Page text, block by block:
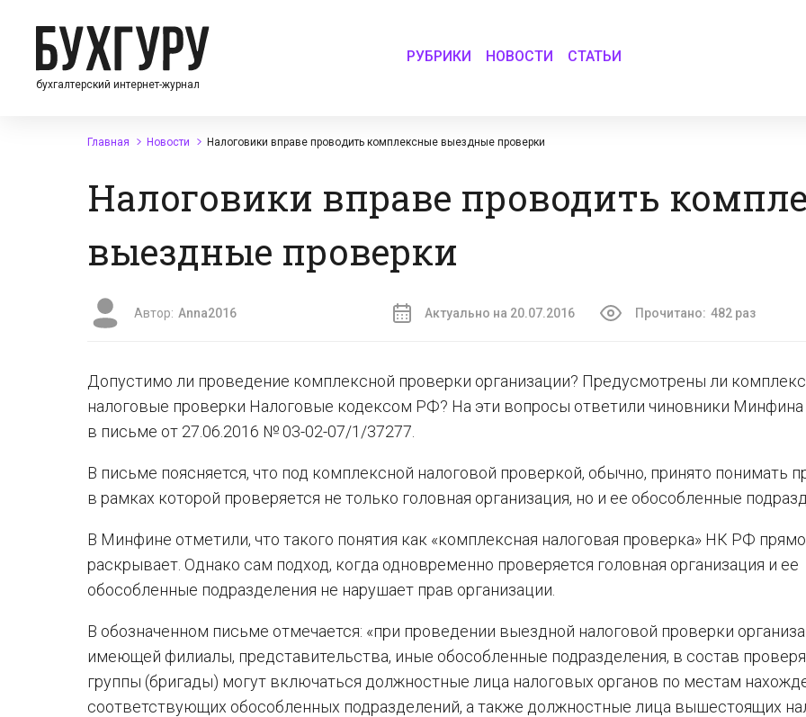
бухгалтерский интернет-журнал
РУБРИКИ НОВОСТИ СТАТЬИ
Главная Новости Налоговики вправе проводить комплексные выездные проверки
Налоговики вправе проводить
выездные проверки
Автор: Anna2016 Актуально на 20.07.2016 Прочитано: 482 раз
Допустимо ли проведение комплексной проверки организации? Предусмотрены ли
налоговые проверки Налоговые кодексом РФ? На эти вопросы ответили чиновники
в письме от 27.06.2016 № 03-02-07/1/37277.
В письме поясняется, что под комплексной налоговой проверкой, обычно, принято понимать
в рамках которой проверяется не только головная организация, но и ее обособленные
В Минфине отметили, что такого понятия как «комплексная налоговая проверка» НК РФ
раскрывает. Однако сам подход, когда одновременно проверяется головная организация и ее
обособленные подразделения не нарушает прав организации.
В обозначенном письме отмечается: «при проведении выездной налоговой проверки
имеющей филиалы, представительства, иные обособленные подразделения, в состав
группы (бригады) могут включаться должностные лица налоговых органов по местам
соответствующих обособленных подразделений, а также должностные лица вышестоящих